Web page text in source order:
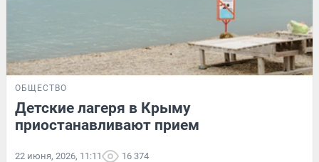
ОБЩЕСТВО
Детские лагеря в Крыму
приостанавливают прием
22 июня, 2026, 11:11 16 374